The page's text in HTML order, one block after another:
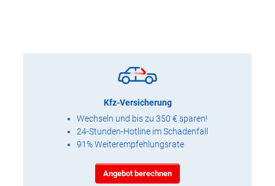
Kfz-Versicherung
Wechseln und bis zu 350 € sparen!
24-Stunden-Hotline im Schadenfall
91% Weiterempfehlungsrate
Angebot berechnen